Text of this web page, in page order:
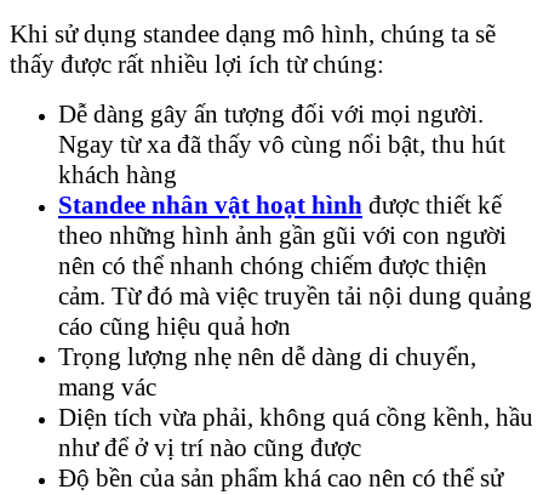
Khi sử dụng standee dạng mô hình, chúng ta sẽ
thấy được rất nhiều lợi ích từ chúng:
Dễ dàng gây ấn tượng đối với mọi người.
Ngay từ xa đã thấy vô cùng nổi bật, thu hút
khách hàng
Standee nhân vật hoạt hình được thiết kế
theo những hình ảnh gần gũi với con người
nên có thể nhanh chóng chiếm được thiện
cảm. Từ đó mà việc truyền tải nội dung quảng
cáo cũng hiệu quả hơn
Trọng lượng nhẹ nên dễ dàng di chuyển,
mang vác
Diện tích vừa phải, không quá cồng kềnh, hầu
như để ở vị trí nào cũng được
Độ bền của sản phẩm khá cao nên có thể sử